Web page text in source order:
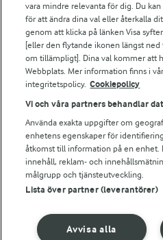
Bildbank
Följ oss
© 2026 Arla Foods
Integritetspolicy
vara mindre relevanta för dig. Du
för att ändra dina val eller återkalla
genom att klicka på länken Visa
[eller den flytande ikonen längst ned
om tillämpligt]. Dina val kommer att
Webbplats. Mer information finns i
integritetspolicy. Cookiepolicy
Vi och våra partners behandlar
Använda exakta uppgifter om
enhetens egenskaper för
åtkomst till information på en enhet.
innehåll, reklam- och
målgrupp och tjänsteutveckling.
Lista över partner (leverantörer)
Avvisa alla